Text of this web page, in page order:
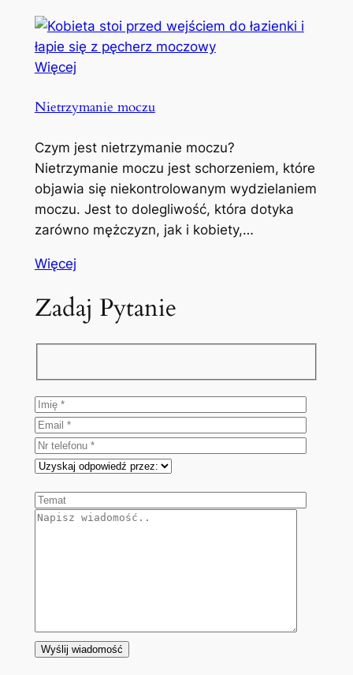
Więcej
Nietrzymanie moczu
Czym jest nietrzymanie moczu?
Nietrzymanie moczu jest schorzeniem, które
objawia się niekontrolowanym wydzielaniem
moczu. Jest to dolegliwość, która dotyka
zarówno mężczyzn, jak i kobiety,…
Więcej
Zadaj Pytanie